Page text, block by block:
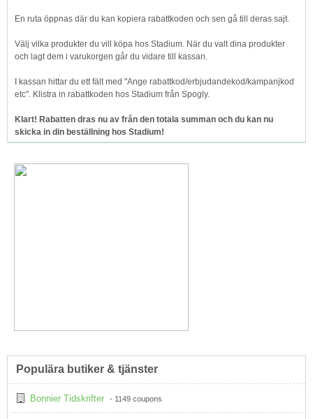
En ruta öppnas där du kan kopiera rabattkoden och sen gå till deras sajt.
Välj vilka produkter du vill köpa hos Stadium. När du valt dina produkter
och lagt dem i varukorgen går du vidare till kassan.
I kassan hittar du ett fält med "Ange rabattkod/erbjudandekod/kampanjkod
etc". Klistra in rabattkoden hos Stadium från Spogly.
Klart! Rabatten dras nu av från den totala summan och du kan nu
skicka in din beställning hos Stadium!
Populära butiker & tjänster
Bonnier Tidskrifter - 1149 coupons